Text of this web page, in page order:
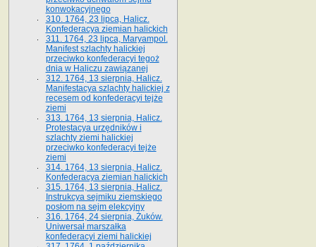
konwokacyjnego
310. 1764, 23 lipca, Halicz.
Konfederacya ziemian halickich
311. 1764, 23 lipca, Maryampol.
Manifest szlachty halickiej
przeciwko konfederacyi tegoż
dnia w Haliczu zawiązanej
312. 1764, 13 sierpnia, Halicz.
Manifestacya szlachty halickiej z
recesem od konfederacyi tejże
ziemi
313. 1764, 13 sierpnia, Halicz.
Protestacya urzędników i
szlachty ziemi halickiej
przeciwko konfederacyi tejże
ziemi
314. 1764, 13 sierpnia, Halicz.
Konfederacya ziemian halickich
315. 1764, 13 sierpnia, Halicz.
Instrukcya sejmiku ziemskiego
posłom na sejm elekcyjny
316. 1764, 24 sierpnia, Żuków.
Uniwersał marszałka
konfederacyi ziemi halickiej